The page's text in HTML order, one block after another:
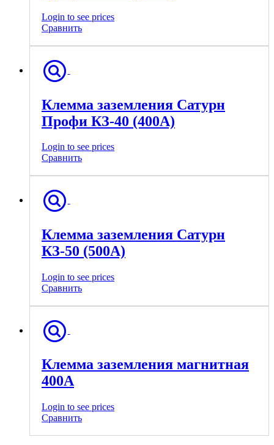
Login to see prices
Сравнить
Клемма заземления Сатурн
Профи КЗ-40 (400А)
Login to see prices
Сравнить
Клемма заземления Сатурн
КЗ-50 (500А)
Login to see prices
Сравнить
Клемма заземления магнитная
400А
Login to see prices
Сравнить